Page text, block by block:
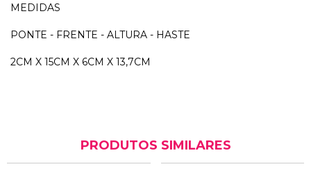
MEDIDAS
PONTE - FRENTE - ALTURA - HASTE
2CM X 15CM X 6CM X 13,7CM
PRODUTOS SIMILARES